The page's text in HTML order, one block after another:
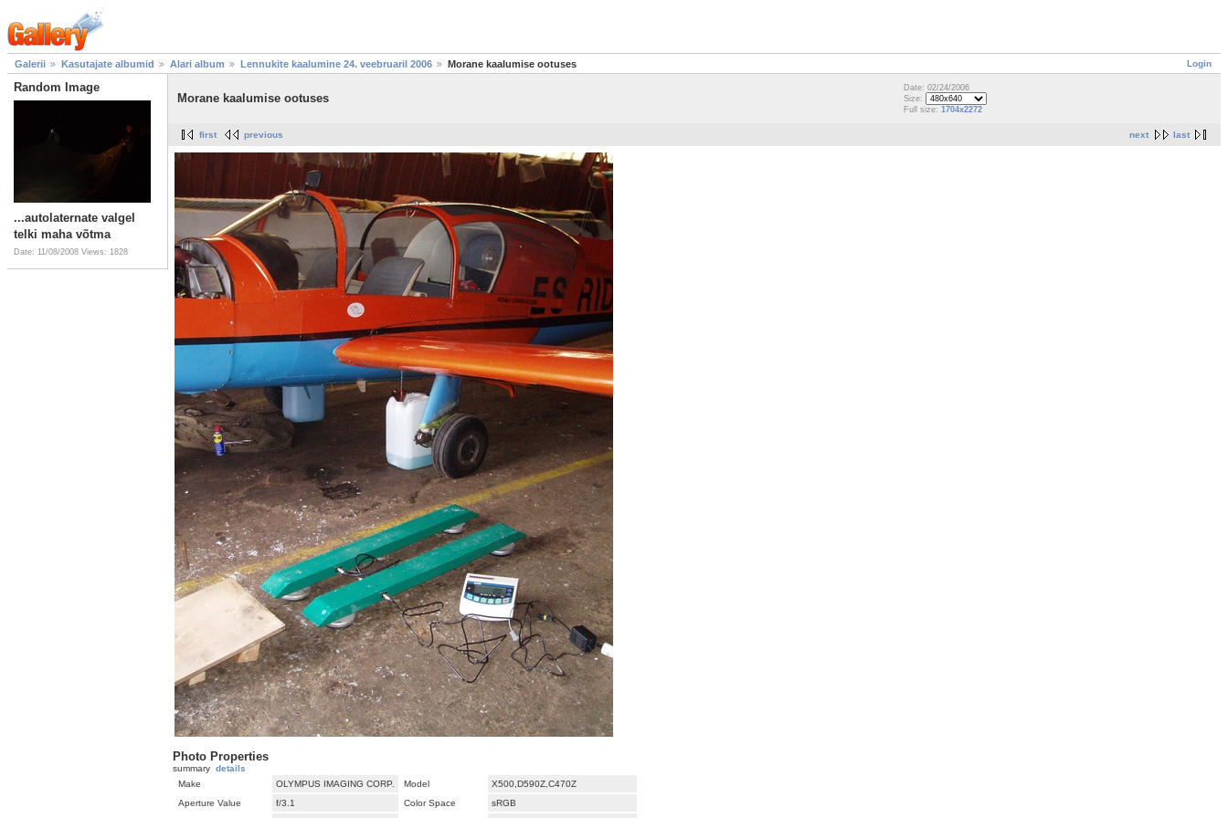
Login
Galerii Kasutajate albumid Alari album Lennukite kaalumine 24. veebruaril 2006 Morane kaalumise ootuses
Random Image
...autolaternate valgel
telki maha võtma
Date: 11/08/2008 Views: 1828
Morane kaalumise ootuses
Date: 02/24/2006
Size:
Full size: 1704x2272
next last
first previous
Photo Properties
summary details
Make
OLYMPUS IMAGING CORP. Model
X500,D590Z,C470Z
Aperture Value
f/3.1 Color Space
sRGB